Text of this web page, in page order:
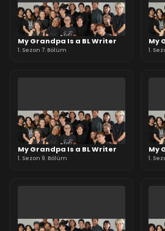
My Grandpa Is a BL Writer
1. Sezon 7. Bölüm
My
1.
My Grandpa Is a BL Writer
1. Sezon 9. Bölüm
My
1.